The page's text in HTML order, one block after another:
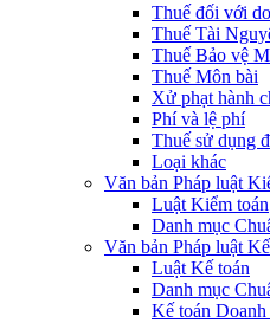
Thuế đối với
Thuế Tài
Thuế Bảo vệ
Thuế Môn bài
Xử phạt hành
Phí và lệ phí
Thuế sử dụng
Loại khác
Văn bản Pháp luật
Luật Kiểm toán
Danh mục
Văn bản Pháp luật
Luật Kế toán
Danh mục
Kế toán